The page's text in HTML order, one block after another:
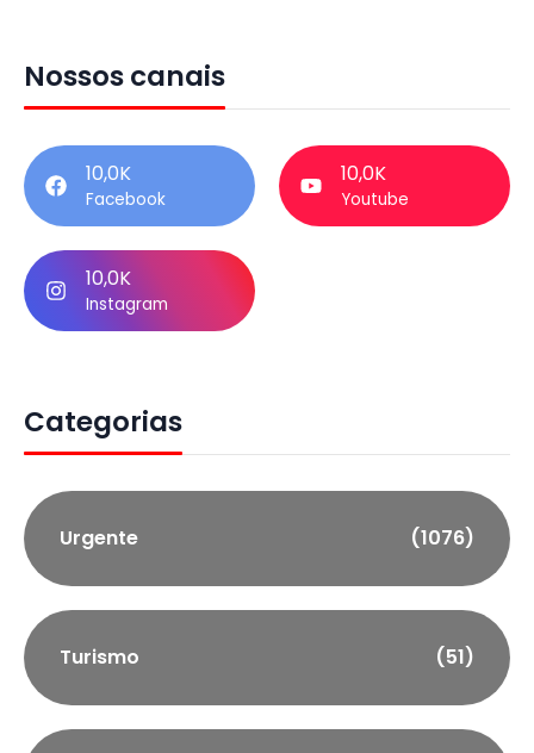
Nossos canais
10,0K
Facebook
10,0K
Youtube
10,0K
Instagram
Categorias
Urgente (1076)
Turismo (51)